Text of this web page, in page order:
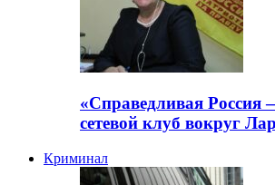
«Справедливая
сетевой клуб вокруг
Криминал